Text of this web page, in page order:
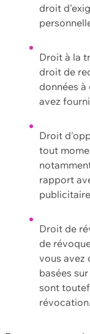
droit
Droit à la
droit de
données
avez
Droit
tout
rapport
Droit de
de
vous avez
basées
sont
révocation.